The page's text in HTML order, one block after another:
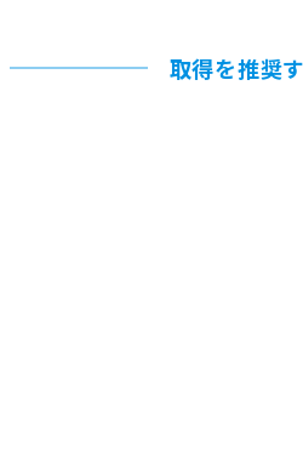
取得を推奨